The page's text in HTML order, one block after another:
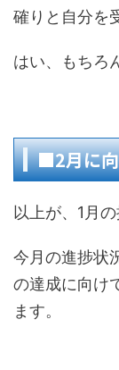
確りと自分を
はい、もちろ
■2月に
以上が、1月
今月の進捗状
の達成に向け
ます。